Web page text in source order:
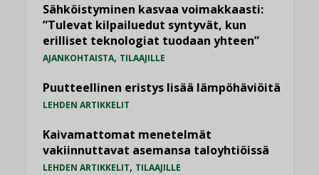
Sähköistyminen kasvaa voimakkaasti:
”Tulevat kilpailuedut syntyvät, kun
erilliset teknologiat tuodaan yhteen”
AJANKOHTAISTA, TILAAJILLE
Puutteellinen eristys lisää lämpöhäviöitä
LEHDEN ARTIKKELIT
Kaivamattomat menetelmät
vakiinnuttavat asemansa taloyhtiöissä
LEHDEN ARTIKKELIT, TILAAJILLE